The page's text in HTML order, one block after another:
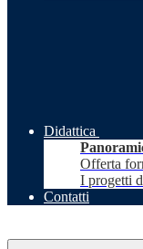
Didattica
Offerta
I progetti
Contatti